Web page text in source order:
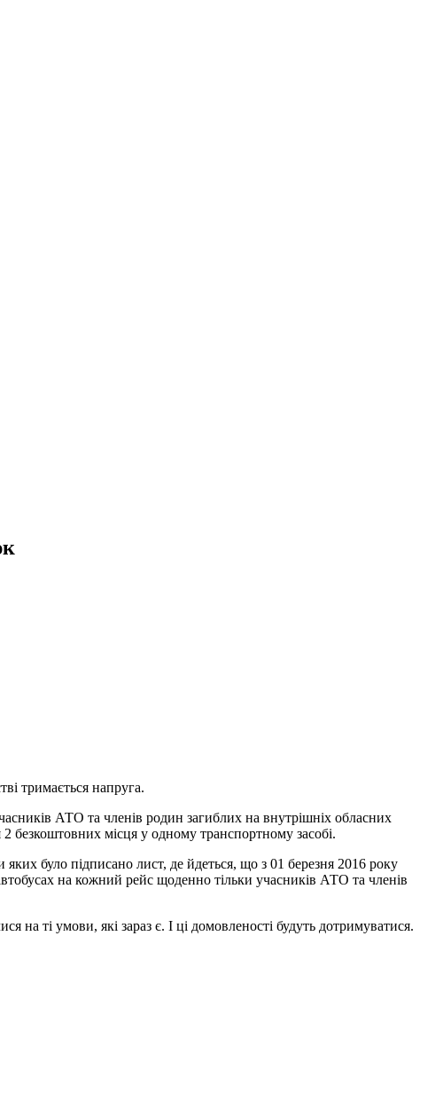
тримається напруга.
АТО та членів родин загиблих на внутрішніх обласних
безкоштовних місця у одному транспортному засобі.
було підписано лист, де йдеться, що з 01 березня 2016 року
на кожний рейс щоденно тільки учасників АТО та членів
на ті умови, які зараз є. І ці домовленості будуть дотримуватися.